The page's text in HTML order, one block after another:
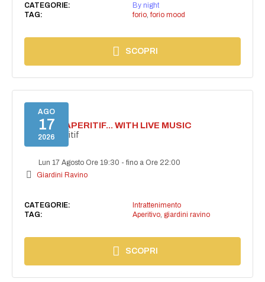
CATEGORIE:
By night
TAG:
forio, forio mood
SCOPRI
AGO
17
2026
SECRET APERITIF... WITH LIVE MUSIC
Secret aperitif
Lun 17 Agosto Ore 19:30 -fino a Ore 22:00
Giardini Ravino
CATEGORIE:
Intrattenimento
TAG:
Aperitivo, giardini ravino
SCOPRI